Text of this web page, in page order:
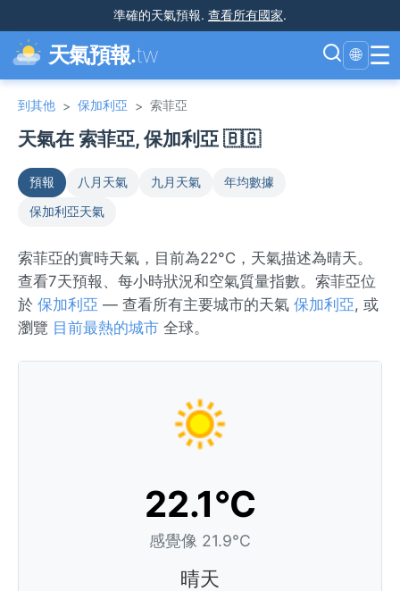
準確的天氣預報. 查看所有國家.
天氣預報.tw 🌐 ☰
到其他 > 保加利亞 > 索菲亞
天氣在 索菲亞, 保加利亞 🇧🇬
預報 八月天氣 九月天氣
年均數據
保加利亞天氣
索菲亞的實時天氣，目前為22°C，天氣描述為晴天。
查看7天預報、每小時狀況和空氣質量指數。索菲亞位
於 保加利亞 — 查看所有主要城市的天氣 保加利亞, 或
瀏覽 目前最熱的城市 全球。
22.1°C
感覺像 21.9°C
晴天